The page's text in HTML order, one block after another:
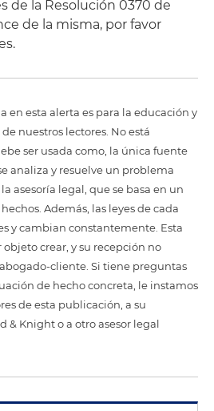
de la Resolución 0370 de
de la misma, por favor
en esta alerta es para la educación y
nuestros lectores. No está
ser usada como, la única fuente
analiza y resuelve un problema
asesoría legal, que se basa en un
Además, las leyes de cada
y cambian constantemente. Esta
crear, y su recepción no
cliente. Si tiene preguntas
de hecho concreta, le instamos
de esta publicación, a su
& Knight o a otro asesor legal